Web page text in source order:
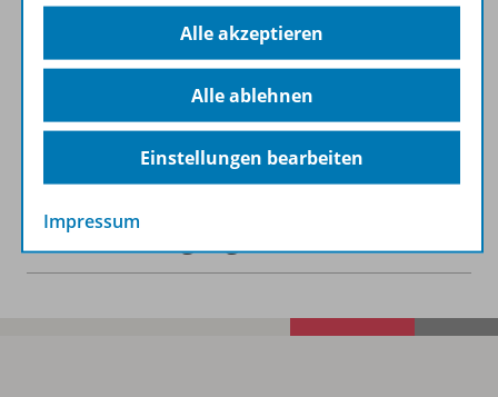
Lizenzbedingungen
Zugehörige Produkte
Benachrichtigungs-Service
Alle akzeptieren
Alle ablehnen
Einstellungen bearbeiten
Impressum